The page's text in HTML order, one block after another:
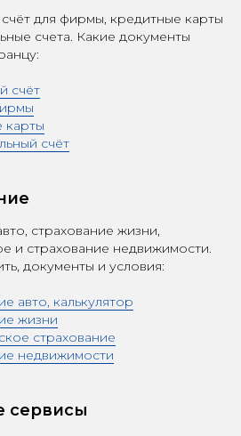
для фирмы, кредитные карты
счета. Какие документы
счёт
карты
счёт
страхование жизни,
и страхование недвижимости.
документы и условия:
авто, калькулятор
жизни
страхование
недвижимости
сервисы